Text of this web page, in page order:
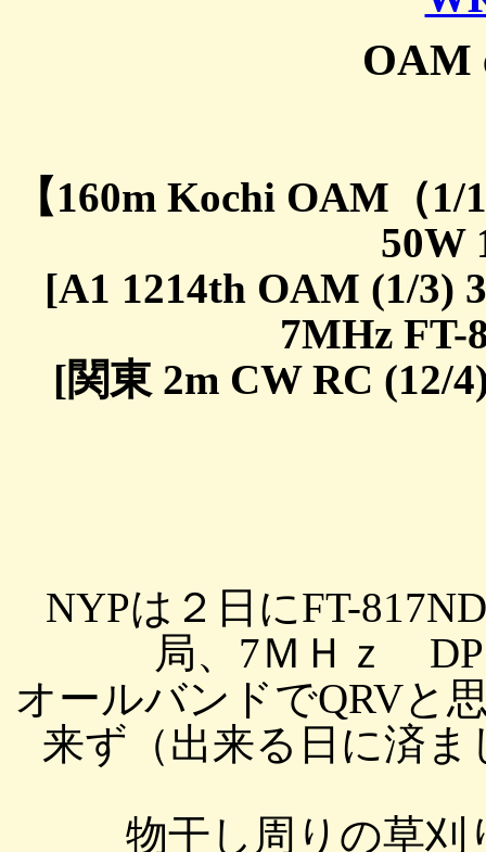
OAM
【160m Kochi OAM（
50W
[A1 1214th OAM (1/3)
7MHz FT-
[関東 2m CW RC (12/
NYPは２日にFT-
局、7ＭＨｚ DP
オールバンドでQRVと
来ず（出来る日に済
物干し周りの草刈